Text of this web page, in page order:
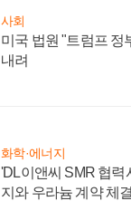
사회
미국 법원 "트럼프 정
내려
화학·에너지
'DL이앤씨 SMR 협력
지와 우라늄 계약 체결